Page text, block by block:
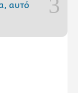
αυτό